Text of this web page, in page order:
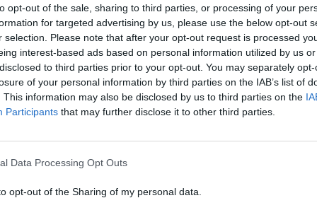
opt-out of the sale, sharing to third parties, or processing of your
for targeted advertising by us, please use the below opt-out
selection. Please note that after your opt-out request is processed
interest-based ads based on personal information utilized by us
to third parties prior to your opt-out. You may separately
of your personal information by third parties on the IAB’s list of
This information may also be disclosed by us to third parties on the
Participants that may further disclose it to other third parties.
Data Processing Opt Outs
opt-out of the Sharing of my personal data.
Η Google απέσυρε το Nano Banana από το Google
Earth μετά τις ανησυχίες για παραπληροφόρηση
06/08/2026